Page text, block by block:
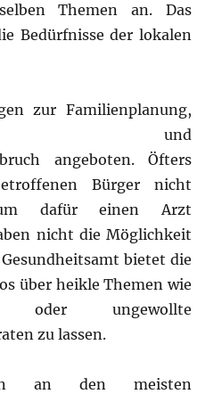
Themen an. Das
Bedürfnisse der lokalen
zur Familienplanung,
und
angeboten. Öfters
Bürger nicht
dafür einen Arzt
nicht die Möglichkeit
bietet die
über heikle Themen wie
oder ungewollte
zu lassen.
an den meisten